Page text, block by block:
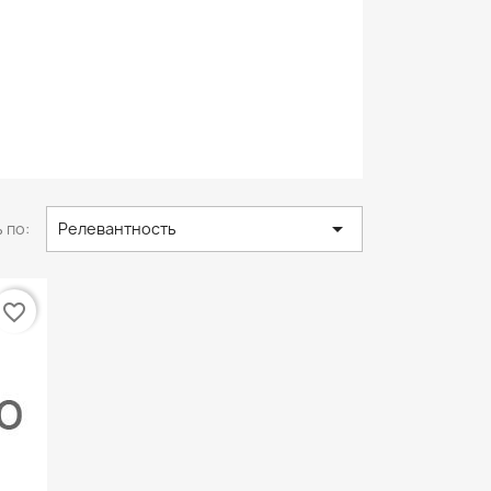
по: Релевантность 
favorite_border